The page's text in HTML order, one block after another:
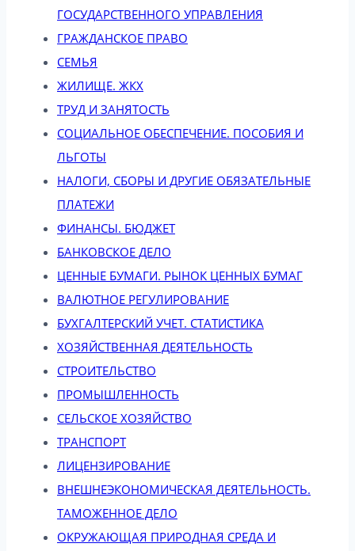
ГОСУДАРСТВЕННОГО УПРАВЛЕНИЯ
ГРАЖДАНСКОЕ ПРАВО
СЕМЬЯ
ЖИЛИЩЕ. ЖКХ
ТРУД И ЗАНЯТОСТЬ
СОЦИАЛЬНОЕ ОБЕСПЕЧЕНИЕ. ПОСОБИЯ И
ЛЬГОТЫ
НАЛОГИ, СБОРЫ И ДРУГИЕ ОБЯЗАТЕЛЬНЫЕ
ПЛАТЕЖИ
ФИНАНСЫ. БЮДЖЕТ
БАНКОВСКОЕ ДЕЛО
ЦЕННЫЕ БУМАГИ. РЫНОК ЦЕННЫХ БУМАГ
ВАЛЮТНОЕ РЕГУЛИРОВАНИЕ
БУХГАЛТЕРСКИЙ УЧЕТ. СТАТИСТИКА
ХОЗЯЙСТВЕННАЯ ДЕЯТЕЛЬНОСТЬ
СТРОИТЕЛЬСТВО
ПРОМЫШЛЕННОСТЬ
СЕЛЬСКОЕ ХОЗЯЙСТВО
ТРАНСПОРТ
ЛИЦЕНЗИРОВАНИЕ
ВНЕШНЕЭКОНОМИЧЕСКАЯ ДЕЯТЕЛЬНОСТЬ.
ТАМОЖЕННОЕ ДЕЛО
ОКРУЖАЮЩАЯ ПРИРОДНАЯ СРЕДА И